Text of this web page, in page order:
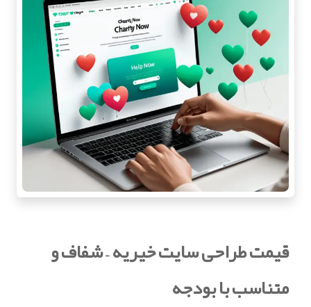
قیمت طراحی سایت خیریه – شفاف و
متناسب با بودجه